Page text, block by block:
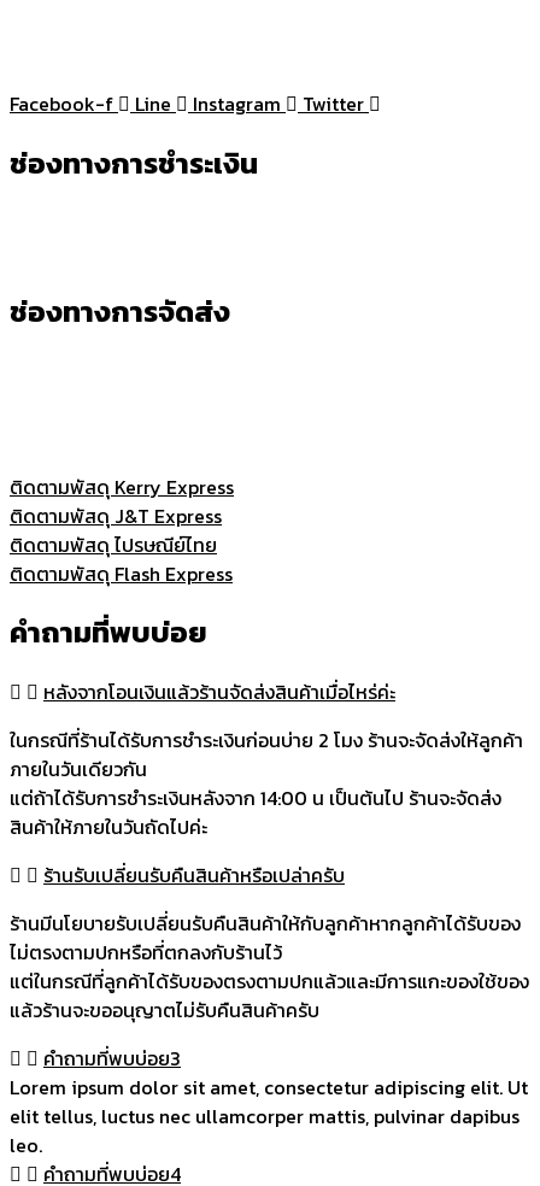
Facebook-f Line Instagram Twitter
ช่องทางการชำระเงิน
ช่องทางการจัดส่ง
ติดตามพัสดุ Kerry Express
ติดตามพัสดุ J&T Express
ติดตามพัสดุ ไปรษณีย์ไทย
ติดตามพัสดุ Flash Express
คำถามที่พบบ่อย
หลังจากโอนเงินแล้วร้านจัดส่งสินค้าเมื่อไหร่ค่ะ
ในกรณีที่ร้านได้รับการชำระเงินก่อนบ่าย 2 โมง ร้านจะจัดส่งให้ลูกค้า
ภายในวันเดียวกัน
แต่ถ้าได้รับการชำระเงินหลังจาก 14:00 น เป็นต้นไป ร้านจะจัดส่ง
สินค้าให้ภายในวันถัดไปค่ะ
ร้านรับเปลี่ยนรับคืนสินค้าหรือเปล่าครับ
ร้านมีนโยบายรับเปลี่ยนรับคืนสินค้าให้กับลูกค้าหากลูกค้าได้รับของ
ไม่ตรงตามปกหรือที่ตกลงกับร้านไว้
แต่ในกรณีที่ลูกค้าได้รับของตรงตามปกแล้วและมีการแกะของใช้ของ
แล้วร้านจะขออนุญาตไม่รับคืนสินค้าครับ
คำถามที่พบบ่อย3
Lorem ipsum dolor sit amet, consectetur adipiscing elit. Ut
elit tellus, luctus nec ullamcorper mattis, pulvinar dapibus
leo.
คำถามที่พบบ่อย4